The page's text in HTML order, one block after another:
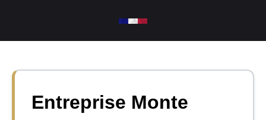
contenu
Entreprise Monte